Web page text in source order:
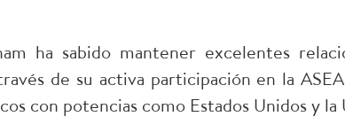
ha sabido mantener excelentes
de su activa participación en la
con potencias como Estados Unidos y la